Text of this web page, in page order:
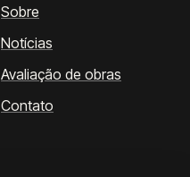
Sobre
Notícias
Avaliação de obras
Contato